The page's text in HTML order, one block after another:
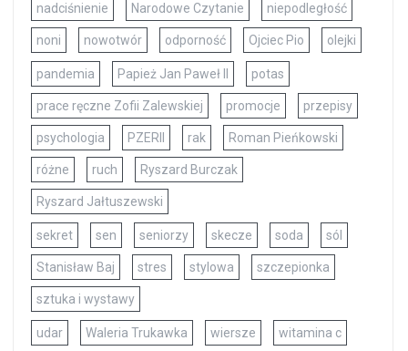
nadciśnienie Narodowe Czytanie niepodległość
noni nowotwór odporność Ojciec Pio olejki
pandemia Papież Jan Paweł II potas
prace ręczne Zofii Zalewskiej promocje przepisy
psychologia PZERII rak Roman Pieńkowski
różne ruch Ryszard Burczak
Ryszard Jałtuszewski
sekret sen seniorzy skecze soda sól
Stanisław Baj stres stylowa szczepionka
sztuka i wystawy
udar Waleria Trukawka wiersze witamina c